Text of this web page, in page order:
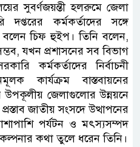
সুবর্ণজয়ন্তী হলরুমে জেলা
কর্মকর্তাদের সঙ্গে
চিফ হুইপ। তিনি বলেন,
যখন প্রশাসনের সব বিভাগ
কর্মকর্তাদের নির্বাচনী
কার্যক্রম বাস্তবায়নের
উপকূলীয় জেলাগুলোর উন্নয়নে
জাতীয় সংসদে উত্থাপনের
পর্যটন ও মৎস্যসম্পদ
কথা তুলে ধরেন তিনি।